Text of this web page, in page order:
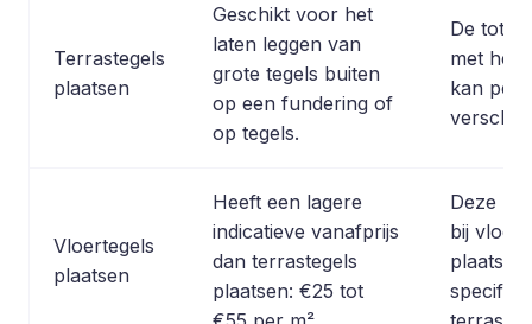
Terrastegels
plaatsen
Geschikt voor het
laten leggen van
grote tegels buiten
op een fundering of
op tegels.
De
met het
kan per
Vloertegels
plaatsen
Heeft een lagere
indicatieve vanafprijs
dan terrastegels
plaatsen: €25 tot
Deze
bij
plaatsen